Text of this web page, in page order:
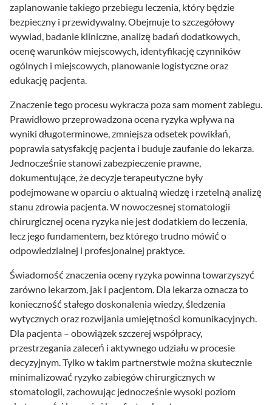
zaplanowanie takiego przebiegu leczenia, który będzie
bezpieczny i przewidywalny. Obejmuje to szczegółowy
wywiad, badanie kliniczne, analizę badań dodatkowych,
ocenę warunków miejscowych, identyfikację czynników
ogólnych i miejscowych, planowanie logistyczne oraz
edukację pacjenta.
Znaczenie tego procesu wykracza poza sam moment zabiegu.
Prawidłowo przeprowadzona ocena ryzyka wpływa na
wyniki długoterminowe, zmniejsza odsetek powikłań,
poprawia satysfakcję pacjenta i buduje zaufanie do lekarza.
Jednocześnie stanowi zabezpieczenie prawne,
dokumentujące, że decyzje terapeutyczne były
podejmowane w oparciu o aktualną wiedzę i rzetelną analizę
stanu zdrowia pacjenta. W nowoczesnej stomatologii
chirurgicznej ocena ryzyka nie jest dodatkiem do leczenia,
lecz jego fundamentem, bez którego trudno mówić o
odpowiedzialnej i profesjonalnej praktyce.
Świadomość znaczenia oceny ryzyka powinna towarzyszyć
zarówno lekarzom, jak i pacjentom. Dla lekarza oznacza to
konieczność stałego doskonalenia wiedzy, śledzenia
wytycznych oraz rozwijania umiejętności komunikacyjnych.
Dla pacjenta – obowiązek szczerej współpracy,
przestrzegania zaleceń i aktywnego udziału w procesie
decyzyjnym. Tylko w takim partnerstwie można skutecznie
minimalizować ryzyko zabiegów chirurgicznych w
stomatologii, zachowując jednocześnie wysoki poziom